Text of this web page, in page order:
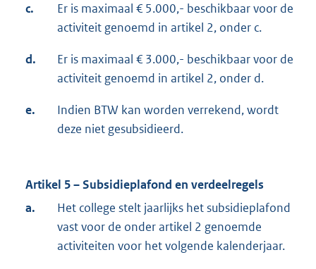
c.
Er is maximaal € 5.000,- beschikbaar voor de
activiteit genoemd in artikel 2, onder c.
d.
Er is maximaal € 3.000,- beschikbaar voor de
activiteit genoemd in artikel 2, onder d.
e.
Indien BTW kan worden verrekend, wordt
deze niet gesubsidieerd.
Artikel 5 – Subsidieplafond en verdeelregels
a.
Het college stelt jaarlijks het subsidieplafond
vast voor de onder artikel 2 genoemde
activiteiten voor het volgende kalenderjaar.